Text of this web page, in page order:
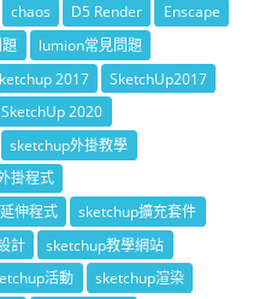
chaos D5 Render
Enscape
lumion常見問題
2017
SketchUp2017
SketchUp 2020
sketchup外掛教學
掛程式
伸程式
sketchup擴充套件
計
sketchup教學網站
活動
sketchup渲染